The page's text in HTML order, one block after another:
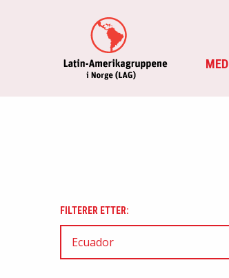
FILTERER ETTER:
Ecuador